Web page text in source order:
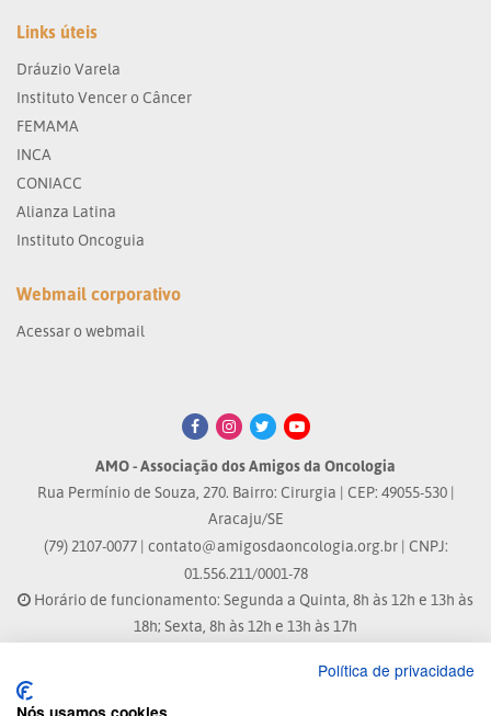
Links úteis
Dráuzio Varela
Instituto Vencer o Câncer
FEMAMA
INCA
CONIACC
Alianza Latina
Instituto Oncoguia
Webmail corporativo
Acessar o webmail
AMO - Associação dos Amigos da Oncologia
Rua Permínio de Souza, 270. Bairro: Cirurgia | CEP: 49055-530 |
Aracaju/SE
(79) 2107-0077 | contato@amigosdaoncologia.org.br| CNPJ:
01.556.211/0001-78
Horário de funcionamento: Segunda a Quinta, 8h às 12h e 13h às
18h; Sexta, 8h às 12h e 13h às 17h
Site atualizado em: 07/08/2026 às 17:25hPolítica de privacidade
Nós usamos cookies